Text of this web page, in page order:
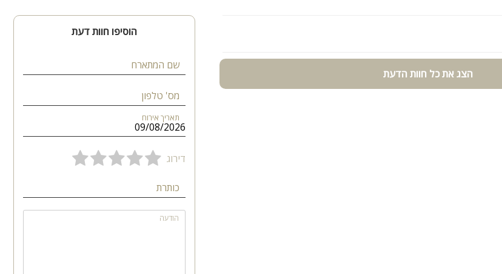
הצג את כל חוות הדעת
הוסיפו חוות דעת
שם המתארח
מס' טלפון
תאריך אירוח
דירוג
כותרת
הודעה